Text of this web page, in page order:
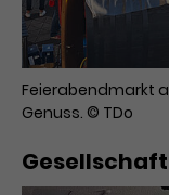
Feierabendmarkt
Genuss. © TDo